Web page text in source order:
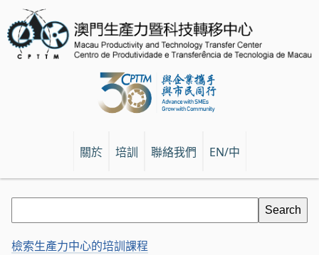
關於 培訓 聯絡我們 EN/中
檢索生產力中心的培訓課程